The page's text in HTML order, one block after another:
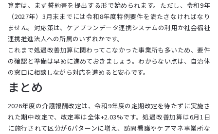
算定は、まず誓約書を提出する形で始められます。ただし、令和9年
（2027年）3月末までには令和8年度特例要件を満たさなければなり
ません。対応策は、ケアプランデータ連携システムの利用か社会福祉
連携推進法人への所属のいずれかです。
これまで処遇改善加算に関わってこなかった事業所も多いため、要件
の確認と準備は早めに進めておきましょう。わからない点は、自治体
の窓口に相談しながら対応を進めると安心です。
まとめ
2026年度の介護報酬改定は、令和9年度の定期改定を待たずに実施さ
れた期中改定で、改定率は全体+2.03%です。処遇改善加算は6月1日
に施行されて区分が6パターンに増え、訪問看護やケアマネ事業所な